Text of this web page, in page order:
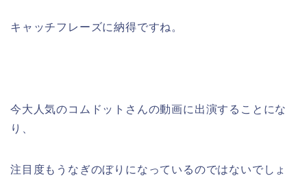
キャッチフレーズに納得ですね。
今大人気のコムドットさんの動画に出演することにな
り、
注目度もうなぎのぼりになっているのではないでしょ